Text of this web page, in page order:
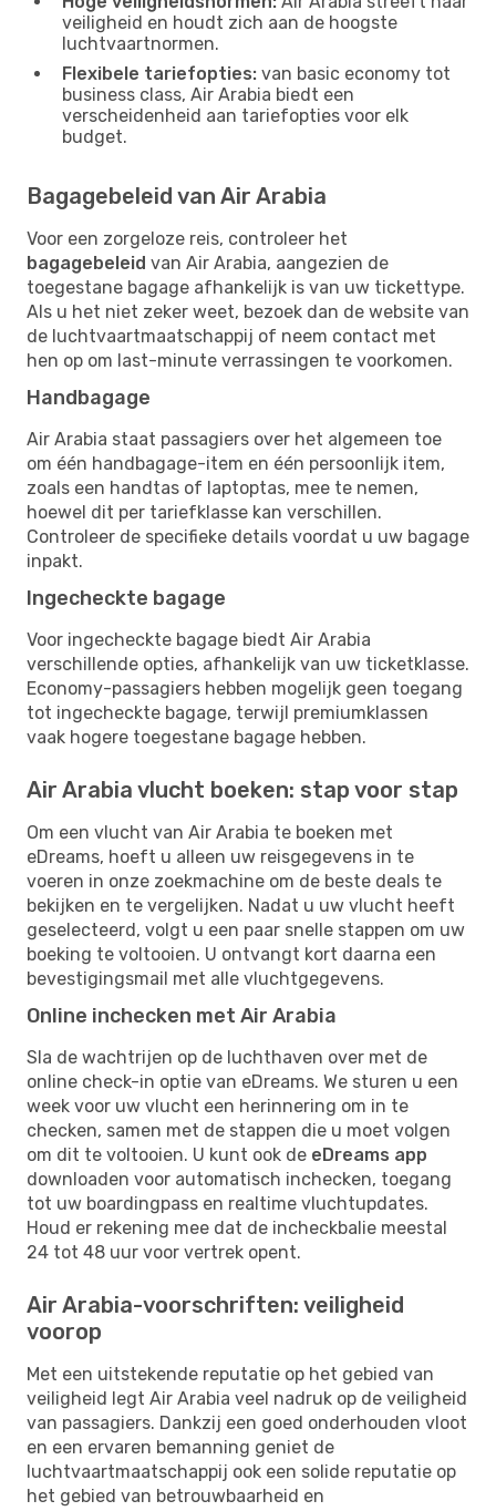
veiligheid en houdt zich aan de hoogste
luchtvaartnormen.
Flexibele tariefopties: van basic economy tot
business class, Air Arabia biedt een
verscheidenheid aan tariefopties voor elk
budget.
Bagagebeleid van Air Arabia
Voor een zorgeloze reis, controleer het
bagagebeleid van Air Arabia, aangezien de
toegestane bagage afhankelijk is van uw tickettype.
Als u het niet zeker weet, bezoek dan de website van
de luchtvaartmaatschappij of neem contact met
hen op om last-minute verrassingen te voorkomen.
Handbagage
Air Arabia staat passagiers over het algemeen toe
om één handbagage-item en één persoonlijk item,
zoals een handtas of laptoptas, mee te nemen,
hoewel dit per tariefklasse kan verschillen.
Controleer de specifieke details voordat u uw bagage
inpakt.
Ingecheckte bagage
Voor ingecheckte bagage biedt Air Arabia
verschillende opties, afhankelijk van uw ticketklasse.
Economy-passagiers hebben mogelijk geen toegang
tot ingecheckte bagage, terwijl premiumklassen
vaak hogere toegestane bagage hebben.
Air Arabia vlucht boeken: stap voor stap
Om een ​​vlucht van Air Arabia te boeken met
eDreams, hoeft u alleen uw reisgegevens in te
voeren in onze zoekmachine om de beste deals te
bekijken en te vergelijken. Nadat u uw vlucht heeft
geselecteerd, volgt u een paar snelle stappen om uw
boeking te voltooien. U ontvangt kort daarna een
bevestigingsmail met alle vluchtgegevens.
Online inchecken met Air Arabia
Sla de wachtrijen op de luchthaven over met de
online check-in optie van eDreams. We sturen u een
week voor uw vlucht een herinnering om in te
checken, samen met de stappen die u moet volgen
om dit te voltooien. U kunt ook de eDreams app
downloaden voor automatisch inchecken, toegang
tot uw boardingpass en realtime vluchtupdates.
Houd er rekening mee dat de incheckbalie meestal
24 tot 48 uur voor vertrek opent.
Air Arabia-voorschriften: veiligheid
voorop
Met een uitstekende reputatie op het gebied van
veiligheid legt Air Arabia veel nadruk op de veiligheid
van passagiers. Dankzij een goed onderhouden vloot
en een ervaren bemanning geniet de
luchtvaartmaatschappij ook een solide reputatie op
het gebied van betrouwbaarheid en